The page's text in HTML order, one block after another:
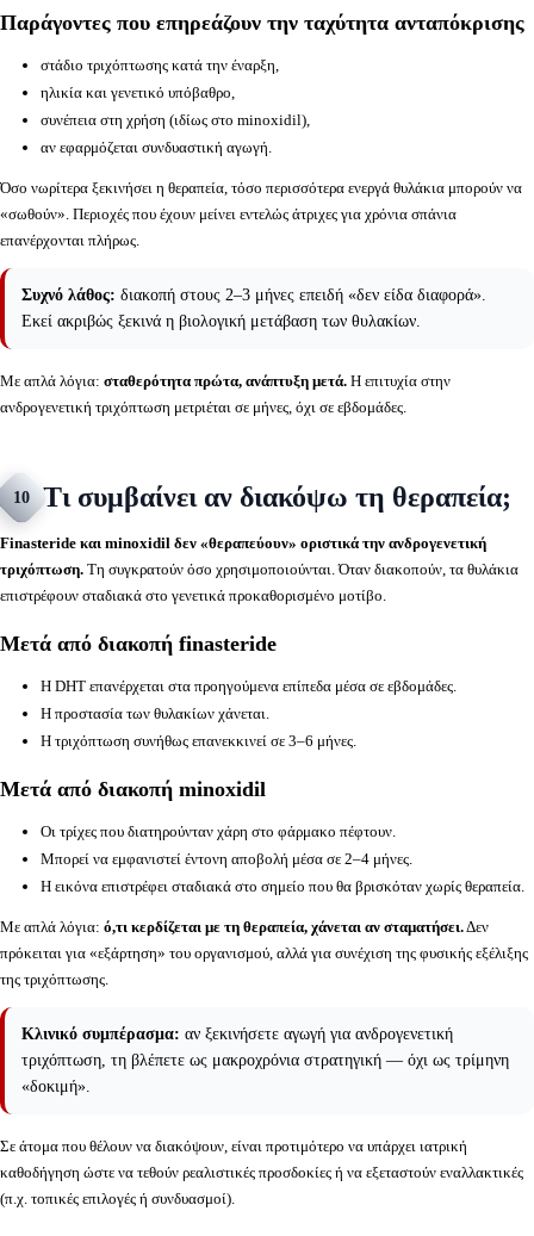
Παράγοντες που επηρεάζουν την ταχύτητα ανταπόκρισης
στάδιο τριχόπτωσης κατά την έναρξη,
ηλικία και γενετικό υπόβαθρο,
συνέπεια στη χρήση (ιδίως στο minoxidil),
αν εφαρμόζεται συνδυαστική αγωγή.
Όσο νωρίτερα ξεκινήσει η θεραπεία, τόσο περισσότερα ενεργά θυλάκια μπορούν να
«σωθούν». Περιοχές που έχουν μείνει εντελώς άτριχες για χρόνια σπάνια
επανέρχονται πλήρως.
Συχνό λάθος: διακοπή στους 2–3 μήνες επειδή «δεν είδα διαφορά».
Εκεί ακριβώς ξεκινά η βιολογική μετάβαση των θυλακίων.
Με απλά λόγια: σταθερότητα πρώτα, ανάπτυξη μετά. Η επιτυχία στην
ανδρογενετική τριχόπτωση μετριέται σε μήνες, όχι σε εβδομάδες.
10 Τι συμβαίνει αν διακόψω τη θεραπεία;
Finasteride και minoxidil δεν «θεραπεύουν» οριστικά την ανδρογενετική
τριχόπτωση. Τη συγκρατούν όσο χρησιμοποιούνται. Όταν διακοπούν, τα θυλάκια
επιστρέφουν σταδιακά στο γενετικά προκαθορισμένο μοτίβο.
Μετά από διακοπή finasteride
Η DHT επανέρχεται στα προηγούμενα επίπεδα μέσα σε εβδομάδες.
Η προστασία των θυλακίων χάνεται.
Η τριχόπτωση συνήθως επανεκκινεί σε 3–6 μήνες.
Μετά από διακοπή minoxidil
Οι τρίχες που διατηρούνταν χάρη στο φάρμακο πέφτουν.
Μπορεί να εμφανιστεί έντονη αποβολή μέσα σε 2–4 μήνες.
Η εικόνα επιστρέφει σταδιακά στο σημείο που θα βρισκόταν χωρίς θεραπεία.
Με απλά λόγια: ό,τι κερδίζεται με τη θεραπεία, χάνεται αν σταματήσει.Δεν
πρόκειται για «εξάρτηση» του οργανισμού, αλλά για συνέχιση της φυσικής εξέλιξης
της τριχόπτωσης.
Κλινικό συμπέρασμα: αν ξεκινήσετε αγωγή για ανδρογενετική
τριχόπτωση, τη βλέπετε ως μακροχρόνια στρατηγική — όχι ως τρίμηνη
«δοκιμή».
Σε άτομα που θέλουν να διακόψουν, είναι προτιμότερο να υπάρχει ιατρική
καθοδήγηση ώστε να τεθούν ρεαλιστικές προσδοκίες ή να εξεταστούν εναλλακτικές
(π.χ. τοπικές επιλογές ή συνδυασμοί).